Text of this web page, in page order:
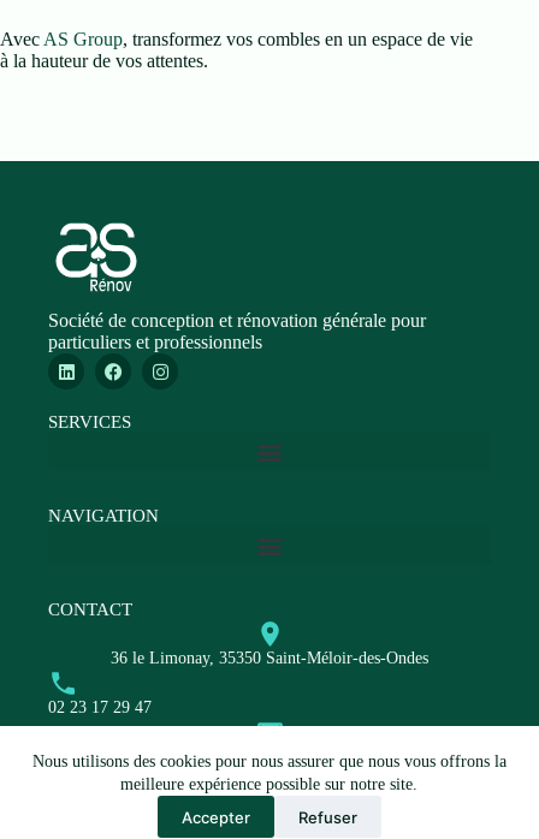
Nous utilisons des cookies pour nous assurer que nous vous offrons la
meilleure expérience possible sur notre site.
Accepter Refuser
Avec AS Group, transformez vos combles en un espace de vie
à la hauteur de vos attentes.
Société de conception et rénovation générale pour
particuliers et professionnels
SERVICES
NAVIGATION
CONTACT
36 le Limonay, 35350 Saint-Méloir-des-Ondes
02 23 17 29 47
contact@group-as.fr
Demander un devis